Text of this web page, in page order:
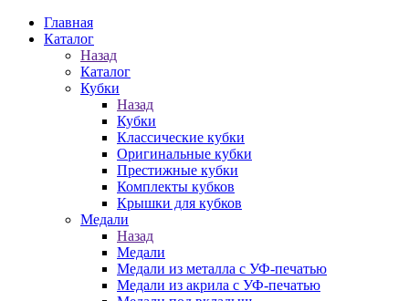
Главная
Каталог
Назад
Каталог
Кубки
Назад
Кубки
Классические кубки
Оригинальные кубки
Престижные кубки
Комплекты кубков
Крышки для кубков
Медали
Назад
Медали
Медали из металла с УФ-печатью
Медали из акрила с УФ-печатью